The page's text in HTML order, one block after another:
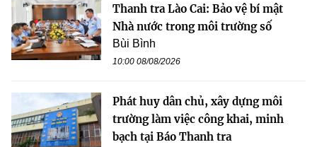
Thanh tra Lào Cai: Bảo vệ bí mật
Nhà nước trong môi trường số
Bùi Bình
10:00 08/08/2026
Phát huy dân chủ, xây dựng môi
trường làm việc công khai, minh
bạch tại Báo Thanh tra